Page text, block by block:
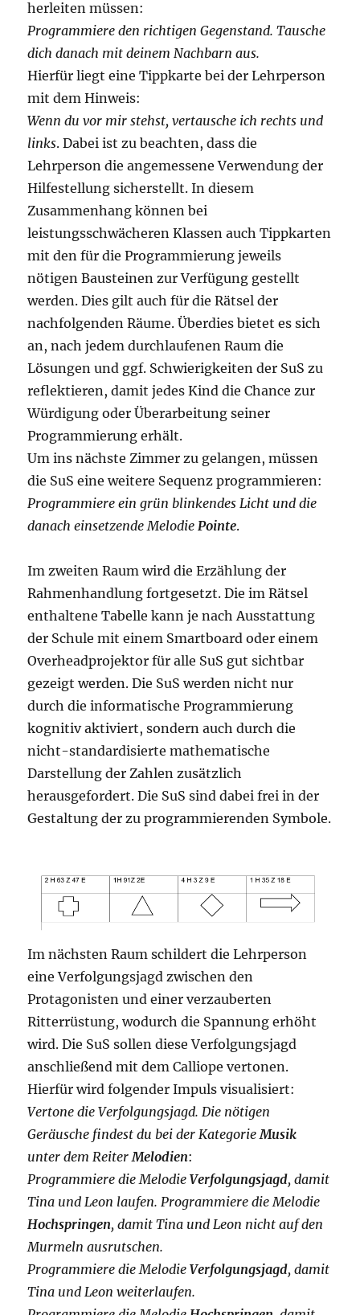
herleiten müssen:
Programmiere den richtigen Gegenstand. Tausche
dich danach mit deinem Nachbarn aus.
Hierfür liegt eine Tippkarte bei der Lehrperson
mit dem Hinweis:
Wenn du vor mir stehst, vertausche ich rechts und
links. Dabei ist zu beachten, dass die
Lehrperson die angemessene Verwendung der
Hilfestellung sicherstellt. In diesem
Zusammenhang können bei
leistungsschwächeren Klassen auch Tippkarten
mit den für die Programmierung jeweils
nötigen Bausteinen zur Verfügung gestellt
werden. Dies gilt auch für die Rätsel der
nachfolgenden Räume. Überdies bietet es sich
an, nach jedem durchlaufenen Raum die
Lösungen und ggf. Schwierigkeiten der SuS zu
reflektieren, damit jedes Kind die Chance zur
Würdigung oder Überarbeitung seiner
Programmierung erhält.
Um ins nächste Zimmer zu gelangen, müssen
die SuS eine weitere Sequenz programmieren:
Programmiere ein grün blinkendes Licht und die
danach einsetzende MelodiePointe.
Im zweiten Raum wird die Erzählung der
Rahmenhandlung fortgesetzt. Die im Rätsel
enthaltene Tabelle kann je nach Ausstattung
der Schule mit einem Smartboard oder einem
Overheadprojektor für alle SuS gut sichtbar
gezeigt werden. Die SuS werden nicht nur
durch die informatische Programmierung
kognitiv aktiviert, sondern auch durch die
nicht-standardisierte mathematische
Darstellung der Zahlen zusätzlich
herausgefordert. Die SuS sind dabei frei in der
Gestaltung der zu programmierenden Symbole.
Im nächsten Raum schildert die Lehrperson
eine Verfolgungsjagd zwischen den
Protagonisten und einer verzauberten
Ritterrüstung, wodurch die Spannung erhöht
wird. Die SuS sollen diese Verfolgungsjagd
anschließend mit dem Calliope vertonen.
Hierfür wird folgender Impuls visualisiert:
Vertone die Verfolgungsjagd. Die nötigen
Geräusche findest du bei der KategorieMusik
unter dem ReiterMelodien:
Programmiere die MelodieVerfolgungsjagd, damit
Tina und Leon laufen. Programmiere die Melodie
Hochspringen, damit Tina und Leon nicht auf den
Murmeln ausrutschen.
Programmiere die MelodieVerfolgungsjagd, damit
Tina und Leon weiterlaufen.